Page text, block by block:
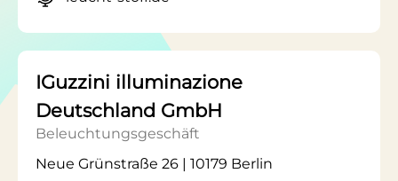
IGuzzini illuminazione
Deutschland GmbH
Beleuchtungsgeschäft
Neue Grünstraße 26 | 10179 Berlin